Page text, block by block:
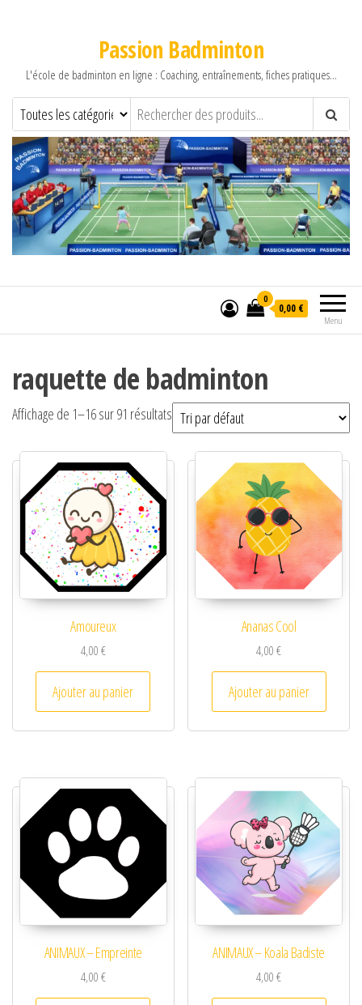
Passion Badminton
L'école de badminton en ligne : Coaching, entraînements, fiches pratiques…
Menu
0
0,00 €
raquette de badminton
Affichage de 1–16 sur 91 résultats
Amoureux
4,00€
Ajouter au panier
Ananas Cool
4,00€
Ajouter au panier
ANIMAUX – Empreinte
4,00€
ANIMAUX – Koala Badiste
4,00€